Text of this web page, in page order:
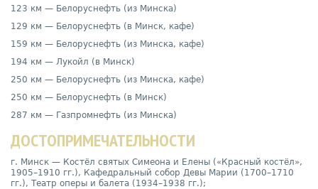
123 км — Белоруснефть (из Минска)
129 км — Белоруснефть (в Минск, кафе)
159 км — Белоруснефть (из Минска, кафе)
194 км — Лукойл (в Минск)
250 км — Белоруснефть (из Минска, кафе)
250 км — Белоруснефть (в Минск)
287 км — Газпромнефть (из Минска)
ДОСТОПРИМЕЧАТЕЛЬНОСТИ
г. Минск — Костёл святых Симеона и Елены («Красный костёл»,
1905–1910 гг.), Кафедральный собор Девы Марии (1700–1710
гг.), Театр оперы и балета (1934–1938 гг.);